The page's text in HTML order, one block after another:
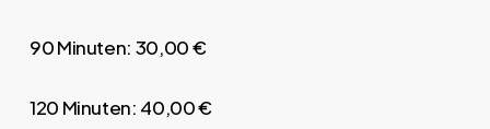
90 Minuten: 30,00 €
120 Minuten: 40,00 €